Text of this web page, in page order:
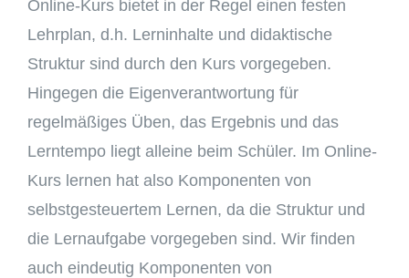
Online-Kurs bietet in der Regel einen festen
Lehrplan, d.h. Lerninhalte und didaktische
Struktur sind durch den Kurs vorgegeben.
Hingegen die Eigenverantwortung für
regelmäßiges Üben, das Ergebnis und das
Lerntempo liegt alleine beim Schüler. Im Online-
Kurs lernen hat also Komponenten von
selbstgesteuertem Lernen, da die Struktur und
die Lernaufgabe vorgegeben sind. Wir finden
auch eindeutig Komponenten von